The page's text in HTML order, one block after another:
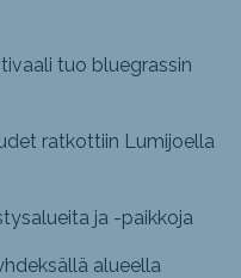
tuo bluegrassin
ratkottiin Lumijoella
ja -paikkoja
alueella